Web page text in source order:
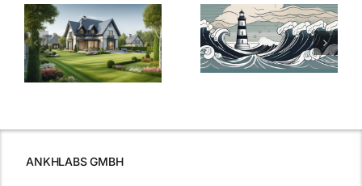
Bauzinsen im
Sturm: Die
aktuelle
Entwicklung
Die Evolution
der
Bauzinsen: Ein
Blick in die
ANKHLABS GMBH